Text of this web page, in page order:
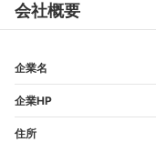
会社概要
企業名
企業HP
住所